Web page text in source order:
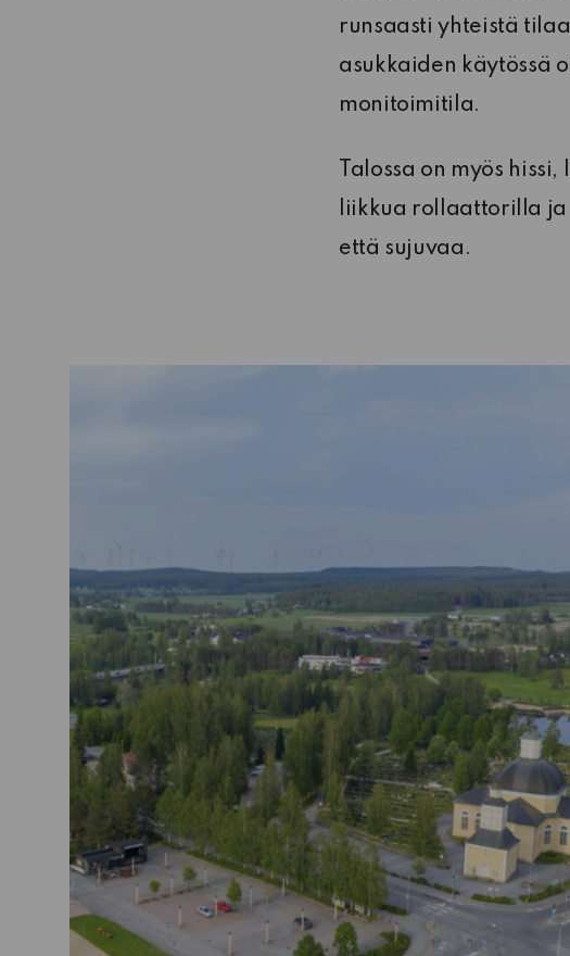
runsaasti yhteistä
asukkaiden käytössä
monitoimitila.
Talossa on myös
liikkua rollaattorilla
että sujuvaa.